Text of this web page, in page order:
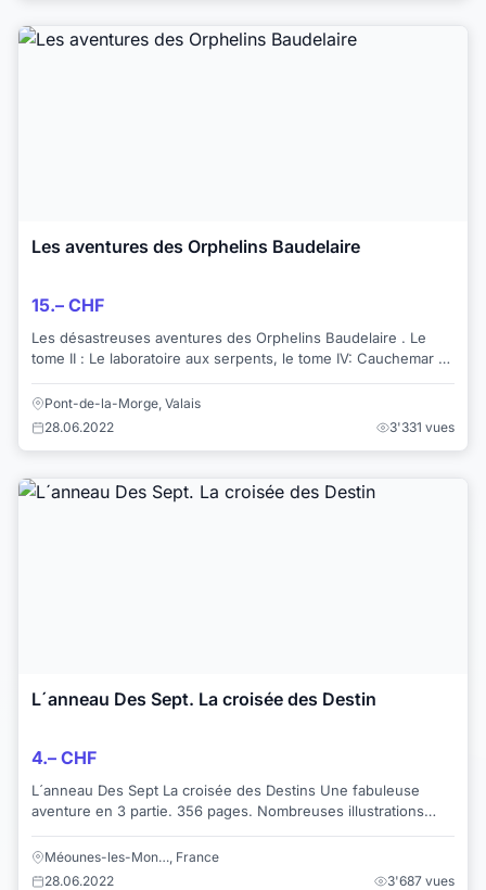
Les aventures des Orphelins Baudelaire
15.– CHF
Les désastreuses aventures des Orphelins Baudelaire . Le
tome II : Le laboratoire aux serpents, le tome IV: Cauchemar à
Pont-de-la-Morge, Valais
28.06.2022
3'331 vues
L´anneau Des Sept. La croisée des Destin
4.– CHF
L´anneau Des Sept La croisée des Destins Une fabuleuse
aventure en 3 partie. 356 pages. Nombreuses illustrations
couleur et noir et blanc + une ...
Méounes-les-Mon…, France
28.06.2022
3'687 vues